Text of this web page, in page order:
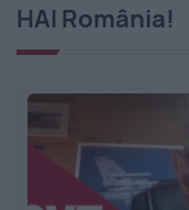
HAI România!